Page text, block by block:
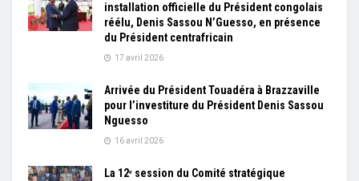
installation officielle du Président congolais
réélu, Denis Sassou N’Guesso, en présence
du Président centrafricain
17 avril 2026
Arrivée du Président Touadéra à Brazzaville
pour l’investiture du Président Denis Sassou
Nguesso
16 avril 2026
La 12ᵉ session du Comité stratégique